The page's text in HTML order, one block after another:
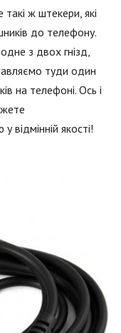
ж штекери, які
до телефону.
з двох гнізд,
туди один
на телефоні. Ось і
якості!